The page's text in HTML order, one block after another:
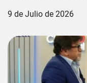
9 de Julio de 2026